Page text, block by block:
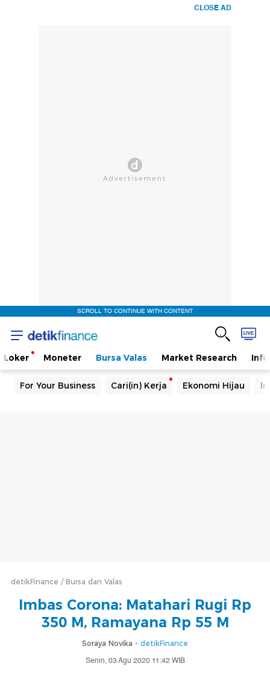
CLOSE AD
SCROLL TO CONTINUE WITH CONTENT
Loker Moneter Bursa Valas Market Research
For Your Business Cari(in) Kerja Ekonomi Hijau
detikFinance Bursa dan Valas
Imbas Corona: Matahari Rugi Rp
350 M, Ramayana Rp 55 M
Soraya Novika - detikFinance
Senin, 03 Agu 2020 11:42 WIB